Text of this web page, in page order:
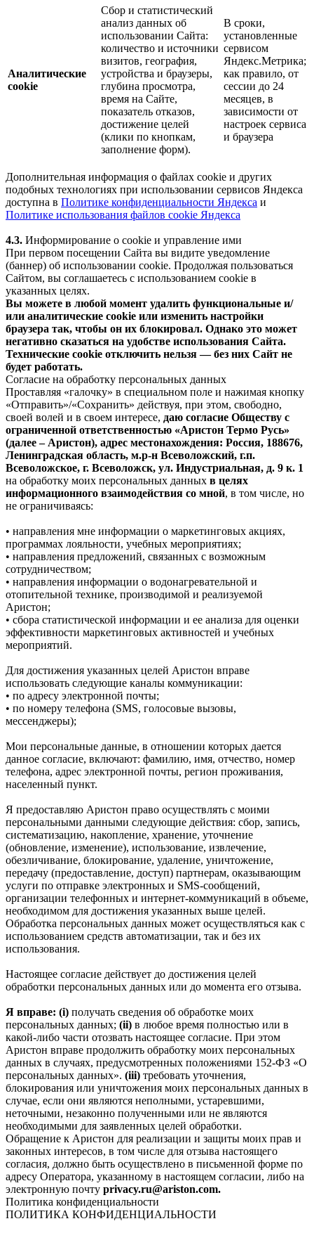
Аналитические
cookie
Сбор и статистический
анализ данных об
использовании Сайта:
количество и источники
визитов, география,
устройства и браузеры,
глубина просмотра,
время на Сайте,
показатель отказов,
достижение целей
(клики по кнопкам,
заполнение форм).
В сроки,
установленные
сервисом
Яндекс.Метрика;
как правило, от
сессии до 24
месяцев, в
зависимости от
настроек сервиса
и браузера
Дополнительная информация о файлах cookie и других
подобных технологиях при использовании сервисов Яндекса
доступна в Политике конфиденциальности Яндекса и
Политике использования файлов cookie Яндекса
4.3. Информирование о cookie и управление ими
При первом посещении Сайта вы видите уведомление
(баннер) об использовании cookie. Продолжая пользоваться
Сайтом, вы соглашаетесь с использованием cookie в
указанных целях.
Вы можете в любой момент удалить функциональные и/
или аналитические cookie или изменить настройки
браузера так, чтобы он их блокировал. Однако это может
негативно сказаться на удобстве использования Сайта.
Технические cookie отключить нельзя — без них Сайт не
будет работать.
Согласие на обработку персональных данных
Проставляя «галочку» в специальном поле и нажимая кнопку
«Отправить»/«Сохранить» действуя, при этом, свободно,
своей волей и в своем интересе, даю согласие Обществу с
ограниченной ответственностью «Аристон Термо Русь»
(далее – Аристон), адрес местонахождения: Россия, 188676,
Ленинградская область, м.р-н Всеволожский, г.п.
Всеволожское, г. Всеволожск, ул. Индустриальная, д. 9 к. 1
на обработку моих персональных данных в целях
информационного взаимодействия со мной, в том числе, но
не ограничиваясь:
• направления мне информации о маркетинговых акциях,
программах лояльности, учебных мероприятиях;
• направления предложений, связанных с возможным
сотрудничеством;
• направления информации о водонагревательной и
отопительной технике, производимой и реализуемой
Аристон;
• сбора статистической информации и ее анализа для оценки
эффективности маркетинговых активностей и учебных
мероприятий.
Для достижения указанных целей Аристон вправе
использовать следующие каналы коммуникации:
• по адресу электронной почты;
• по номеру телефона (SMS, голосовые вызовы,
мессенджеры);
Мои персональные данные, в отношении которых дается
данное согласие, включают: фамилию, имя, отчество, номер
телефона, адрес электронной почты, регион проживания,
населенный пункт.
Я предоставляю Аристон право осуществлять с моими
персональными данными следующие действия: сбор, запись,
систематизацию, накопление, хранение, уточнение
(обновление, изменение), использование, извлечение,
обезличивание, блокирование, удаление, уничтожение,
передачу (предоставление, доступ) партнерам, оказывающим
услуги по отправке электронных и SMS‑сообщений,
организации телефонных и интернет‑коммуникаций в объеме,
необходимом для достижения указанных выше целей.
Обработка персональных данных может осуществляться как с
использованием средств автоматизации, так и без их
использования.
Настоящее согласие действует до достижения целей
обработки персональных данных или до момента его отзыва.
Я вправе: (i) получать сведения об обработке моих
персональных данных; (ii) в любое время полностью или в
какой-либо части отозвать настоящее согласие. При этом
Аристон вправе продолжить обработку моих персональных
данных в случаях, предусмотренных положениями 152-ФЗ «О
персональных данных». (iii) требовать уточнения,
блокирования или уничтожения моих персональных данных в
случае, если они являются неполными, устаревшими,
неточными, незаконно полученными или не являются
необходимыми для заявленных целей обработки.
Обращение к Аристон для реализации и защиты моих прав и
законных интересов, в том числе для отзыва настоящего
согласия, должно быть осуществлено в письменной форме по
адресу Оператора, указанному в настоящем согласии, либо на
электронную почту privacy.ru@ariston.com.
Политика конфиденциальности
ПОЛИТИКА КОНФИДЕНЦИАЛЬНОСТИ